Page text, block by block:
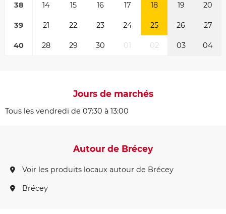
38 14 15 16 17 18 19 20
39 21 22 23 24 25 26 27
40 28 29 30 01 02 03 04
Jours de marchés
Tous les vendredi de 07:30 à 13:00
Autour de Brécey
Voir les produits locaux autour de Brécey
Brécey